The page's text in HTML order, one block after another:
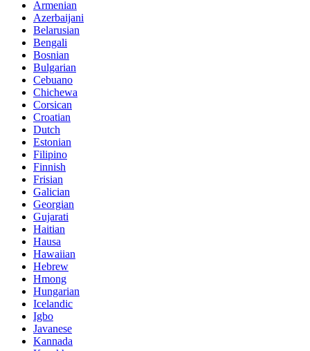
Armenian
Azerbaijani
Belarusian
Bengali
Bosnian
Bulgarian
Cebuano
Chichewa
Corsican
Croatian
Dutch
Estonian
Filipino
Finnish
Frisian
Galician
Georgian
Gujarati
Haitian
Hausa
Hawaiian
Hebrew
Hmong
Hungarian
Icelandic
Igbo
Javanese
Kannada